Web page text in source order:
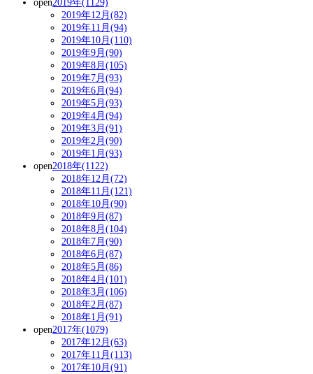
open2019年(1129)
2019年12月(82)
2019年11月(94)
2019年10月(110)
2019年9月(90)
2019年8月(105)
2019年7月(93)
2019年6月(94)
2019年5月(93)
2019年4月(94)
2019年3月(91)
2019年2月(90)
2019年1月(93)
open2018年(1122)
2018年12月(72)
2018年11月(121)
2018年10月(90)
2018年9月(87)
2018年8月(104)
2018年7月(90)
2018年6月(87)
2018年5月(86)
2018年4月(101)
2018年3月(106)
2018年2月(87)
2018年1月(91)
open2017年(1079)
2017年12月(63)
2017年11月(113)
2017年10月(91)